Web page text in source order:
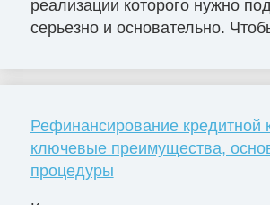
реализации которого нужно
серьезно и основательно.
Рефинансирование кредитной
ключевые преимущества,
процедуры